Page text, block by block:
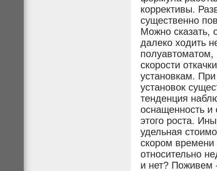
коррективы.
существенно
Можно сказать,
далеко ходить
скорости
установкам.
установок
тенденция
оснащенность и
этого роста.
удельная
скором времени
относительно
и нет? Поживем